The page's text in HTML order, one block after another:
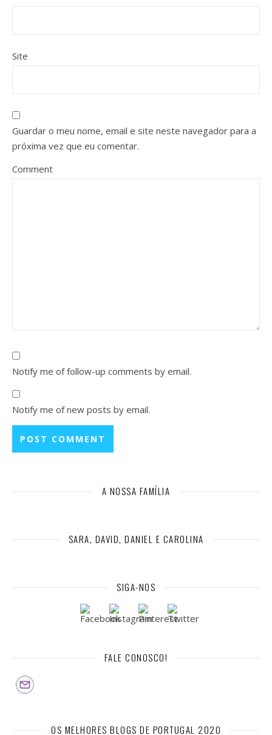
Site
Guardar o meu nome, email e site neste navegador para a
próxima vez que eu comentar.
Comment
Notify me of follow-up comments by email.
Notify me of new posts by email.
A NOSSA FAMÍLIA
SARA, DAVID, DANIEL E CAROLINA
SIGA-NOS
FALE CONOSCO!
OS MELHORES BLOGS DE PORTUGAL 2020